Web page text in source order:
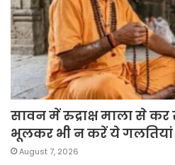
सावन में रुद्राक्ष माला से कर
भूलकर भी न करें ये गलतियां
August 7, 2026